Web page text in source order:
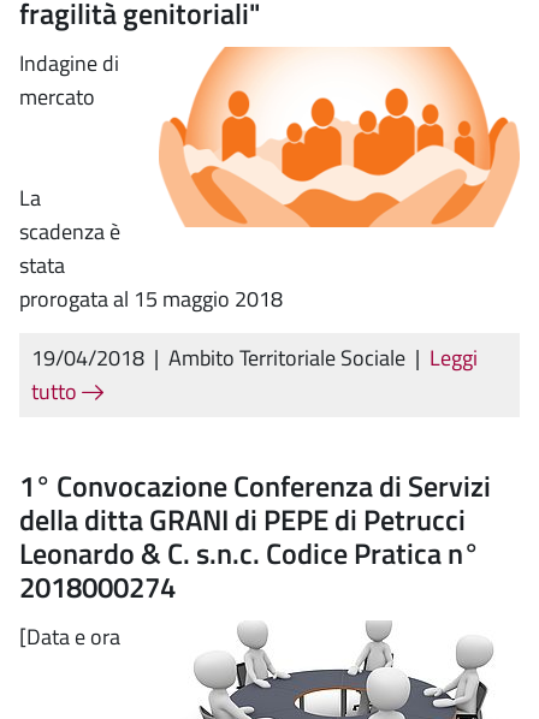
fragilità genitoriali"
Indagine di
mercato
La
scadenza è
stata
prorogata al 15 maggio 2018
19/04/2018 | Ambito Territoriale Sociale | Leggi
tutto
1° Convocazione Conferenza di Servizi
della ditta GRANI di PEPE di Petrucci
Leonardo & C. s.n.c. Codice Pratica n°
2018000274
[Data e ora